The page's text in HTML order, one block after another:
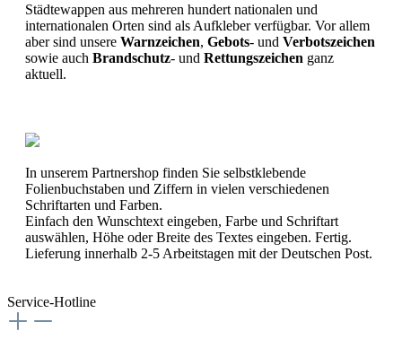
Städtewappen aus mehreren hundert nationalen und
internationalen Orten sind als Aufkleber verfügbar. Vor allem
aber sind unsere Warnzeichen, Gebots- und Verbotszeichen
sowie auch Brandschutz- und Rettungszeichen ganz
aktuell.
In unserem Partnershop finden Sie selbstklebende
Folienbuchstaben und Ziffern in vielen verschiedenen
Schriftarten und Farben.
Einfach den Wunschtext eingeben, Farbe und Schriftart
auswählen, Höhe oder Breite des Textes eingeben. Fertig.
Lieferung innerhalb 2-5 Arbeitstagen mit der Deutschen Post.
Service-Hotline